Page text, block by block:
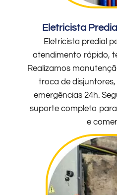
Eletricista
Eletricista predial
atendimento rápido,
Realizamos
troca de
emergências 24h.
suporte completo
e